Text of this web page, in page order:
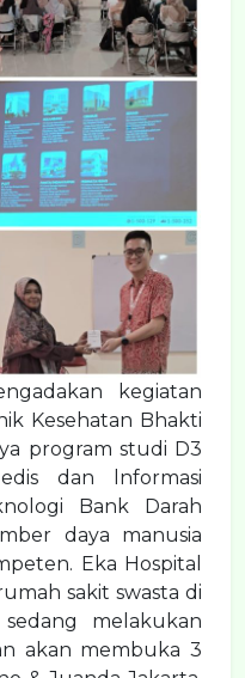
kegiatan
Kesehatan Bhakti
program studi D3
dan lnformasi
Bank Darah
daya manusia
Eka Hospital
sakit swasta di
melakukan
akan membuka 3